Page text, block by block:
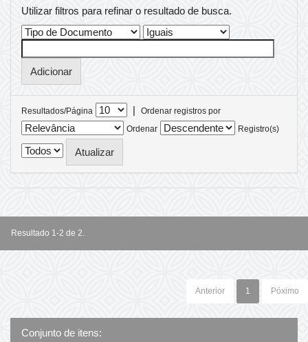
Utilizar filtros para refinar o resultado de busca.
Resultados/Página |
Ordenar registros por
Ordenar
Registro(s)
Resultado 1-2 de 2.
Anterior 1 Póximo
Conjunto de itens: